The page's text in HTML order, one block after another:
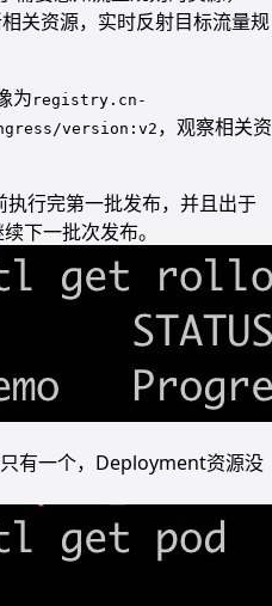
关资源，实时反射目标流量规
为 registry.cn-
version:v2 ，观察相关资
行完第一批发布，并且出于
下一批次发布。
有一个，Deployment资源没